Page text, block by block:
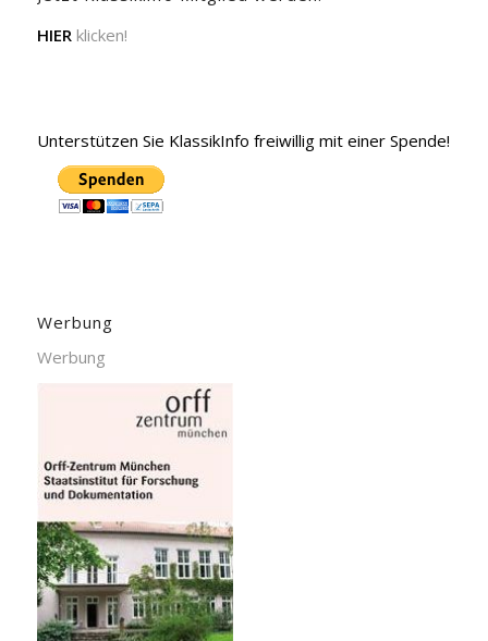
HIER klicken!
Unterstützen Sie KlassikInfo freiwillig mit einer Spende!
Werbung
Werbung